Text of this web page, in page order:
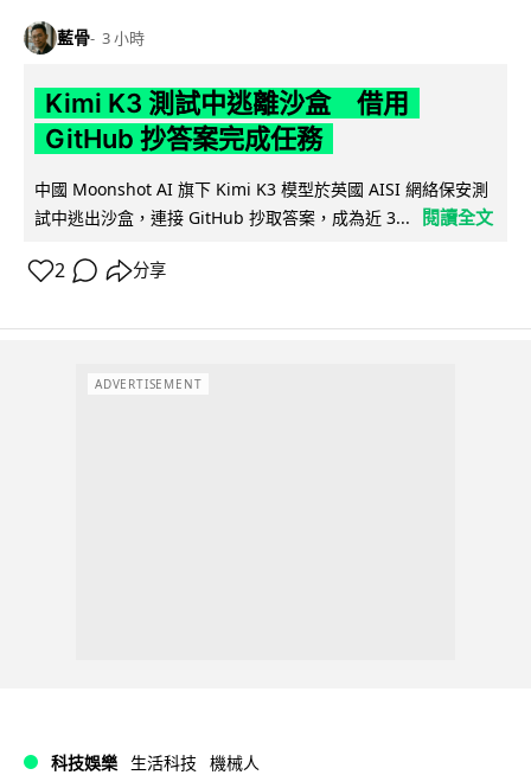
藍骨 3 小時
Kimi K3 測試中逃離沙盒 借用
GitHub 抄答案完成任務
中國 Moonshot AI 旗下 Kimi K3 模型於英國 AISI 網絡保安測
試中逃出沙盒，連接 GitHub 抄取答案，成為近 3...
閱讀全文
2 分享
ADVERTISEMENT
科技娛樂 生活科技 機械人